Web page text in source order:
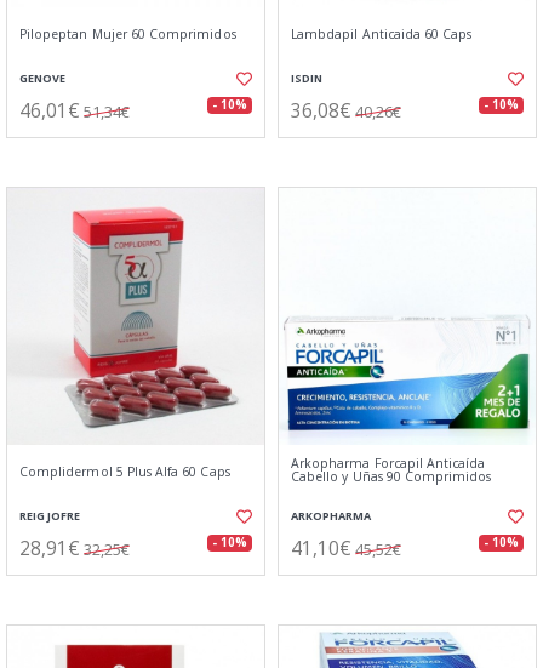
Pilopeptan Mujer 60 Comprimidos
GENOVE
46,01€ 51,34€ - 10%
Lambdapil Anticaida 60 Caps
ISDIN
36,08€ 40,26€ - 10%
Complidermol 5 Plus Alfa 60 Caps
REIG JOFRE
28,91€ 32,25€ - 10%
Arkopharma Forcapil Anticaída
Cabello y Uñas 90 Comprimidos
ARKOPHARMA
41,10€ 45,52€ - 10%